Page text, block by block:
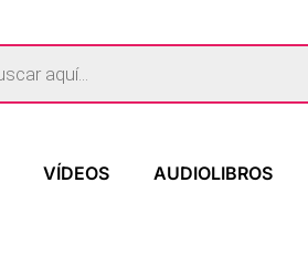
VÍDEOS AUDIOLIBROS